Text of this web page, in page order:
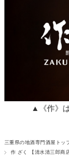
▲《作》
三重県の地酒専門酒屋トッ
作 ざく 【清水清三郎商